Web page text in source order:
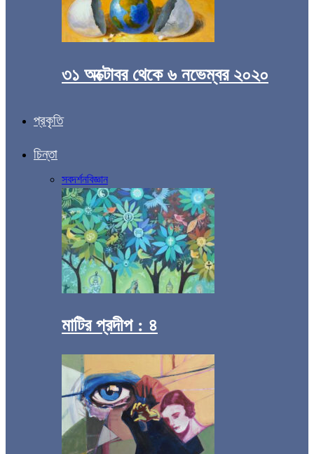
৩১ অক্টোবর থেকে ৬ নভেম্বর ২০২০
প্রকৃতি
চিন্তা
সবদর্শনবিজ্ঞান
মাটির প্রদীপ : ৪